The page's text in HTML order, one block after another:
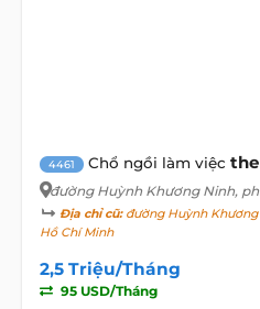
4461 Chổ ngồi làm việc the
đường Huỳnh Khương Ninh,
Địa chỉ cũ:đường Huỳnh Khương
Hồ Chí Minh
2,5 Triệu/Tháng
95 USD/Tháng